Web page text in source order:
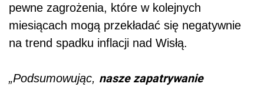
pewne zagrożenia, które w kolejnych
miesiącach mogą przekładać się negatywnie
na trend spadku inflacji nad Wisłą.
„Podsumowując, nasze zapatrywanie